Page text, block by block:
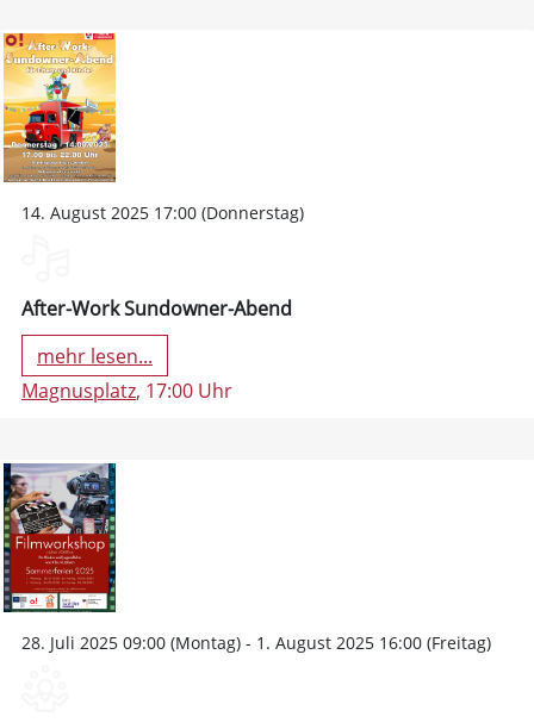
14. August 2025 17:00 (Donnerstag)
After-Work Sundowner-Abend
mehr lesen...
Magnusplatz, 17:00 Uhr
28. Juli 2025 09:00 (Montag) - 1. August 2025 16:00 (Freitag)